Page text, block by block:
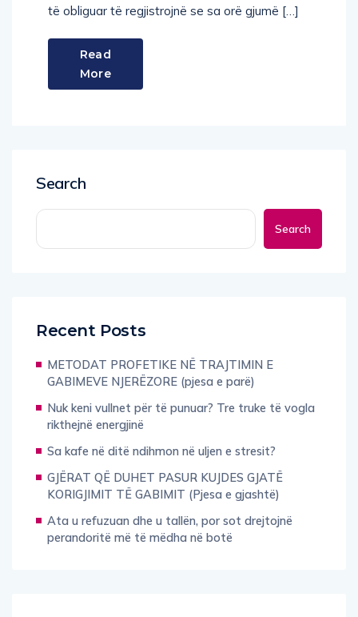
të obliguar të regjistrojnë se sa orë gjumë […]
Read
More
Search
Search
Recent Posts
METODAT PROFETIKE NË TRAJTIMIN E
GABIMEVE NJERËZORE (pjesa e parë)
Nuk keni vullnet për të punuar? Tre truke të vogla
rikthejnë energjinë
Sa kafe në ditë ndihmon në uljen e stresit?
GJËRAT QË DUHET PASUR KUJDES GJATË
KORIGJIMIT TË GABIMIT (Pjesa e gjashtë)
Ata u refuzuan dhe u tallën, por sot drejtojnë
perandoritë më të mëdha në botë